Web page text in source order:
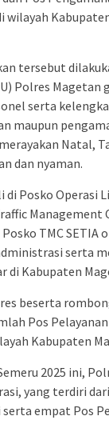
wilayah
tersebut
Polres Magetan
serta
maupun
Natal,
dan nyaman.
di Posko Operasi
Management
TMC SETIA
serta
di Kabupaten
beserta
Pos
Kabupaten
2025 ini,
yang terdiri
empat Pos